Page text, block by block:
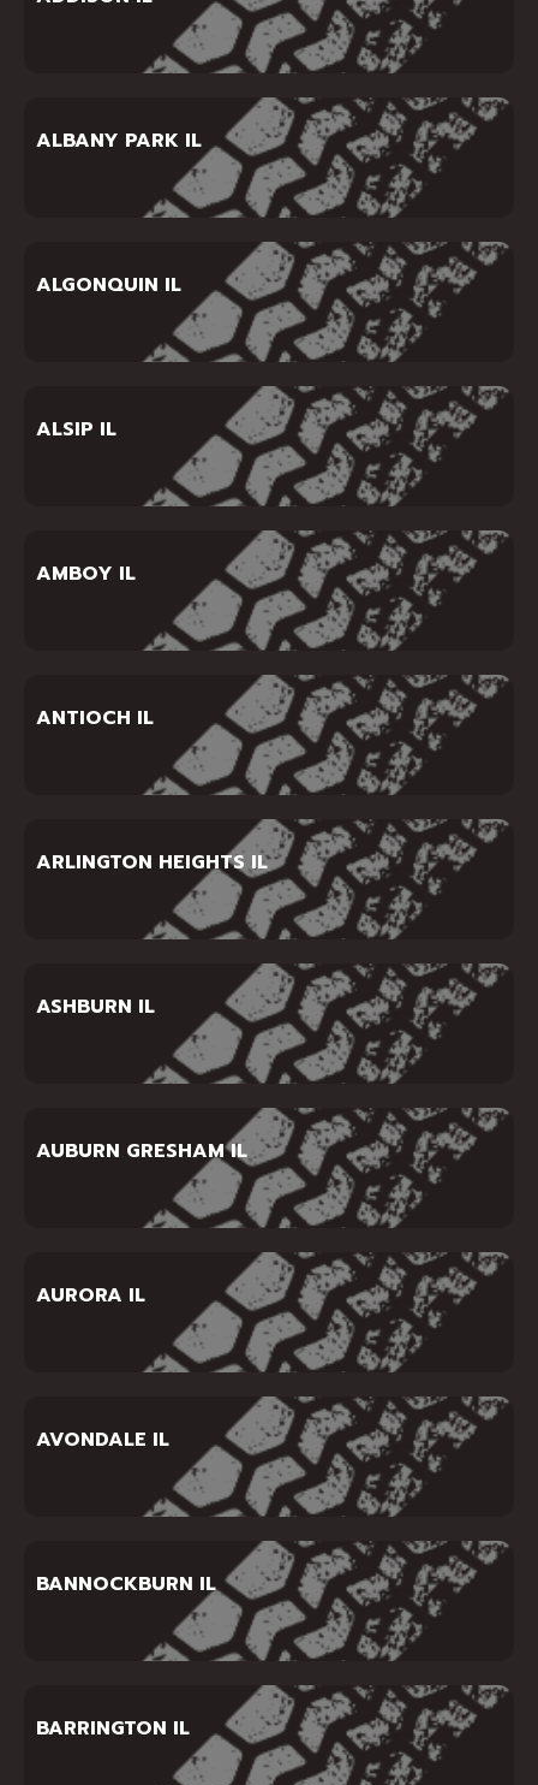
ALBANY PARK IL
ALGONQUIN IL
ALSIP IL
AMBOY IL
ANTIOCH IL
ARLINGTON HEIGHTS IL
ASHBURN IL
AUBURN GRESHAM IL
AURORA IL
AVONDALE IL
BANNOCKBURN IL
BARRINGTON IL